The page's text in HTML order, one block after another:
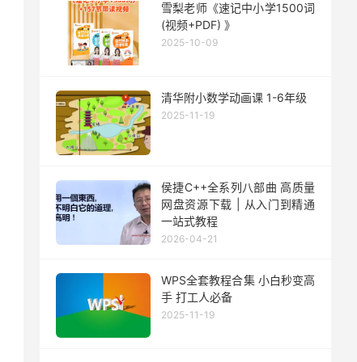
雪梨老师《速记中小学1500词
(视频+PDF) 》
2025-10-09
清华附小数学动画课 1-6年级
2025-11-19
侯捷C++全系列八部曲 高质量
网盘资源下载 | 从入门到精通
一站式教程
2026-04-21
WPS全套教程合集 小白秒变高
手 打工人必备
2025-11-19